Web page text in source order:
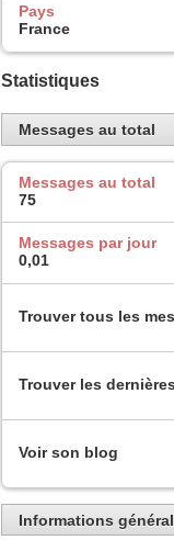
Pays
France
Statistiques
Messages au total
Messages au total
75
Messages par jour
0,01
Trouver tous les
Trouver les
Voir son blog
Informations